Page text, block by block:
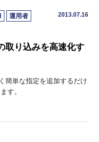
運用者
2013.07.16
取り込みを高速化す
簡単な指定を追加するだけ
す。